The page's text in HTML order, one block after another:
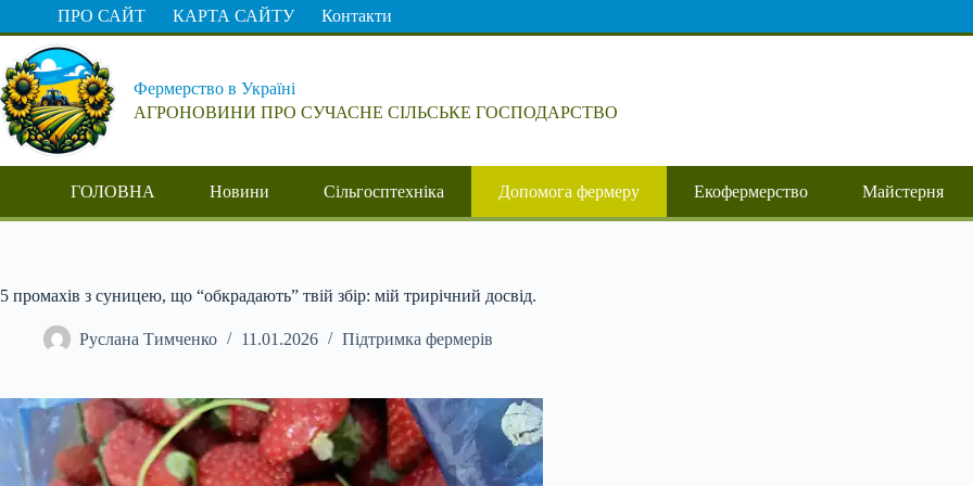
Перейти
вмісту
ПРО САЙТ КАРТА САЙТУ Контакти
Фермерство в Україні
АГРОНОВИНИ ПРО СУЧАСНЕ СІЛЬСЬКЕ ГОСПОДАРСТВО
ГОЛОВНА Новини Сільгосптехніка Допомога фермеру Екофермерство Майстерня
5 промахів з суницею, що “обкрадають” твій збір: мій трирічний досвід.
Руслана Тимченко 11.01.2026 Підтримка фермерів